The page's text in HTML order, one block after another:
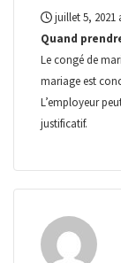
juillet 5, 2021
Quand
Le congé de
mariage est
L’employeur
justificatif.